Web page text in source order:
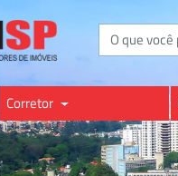
Buscar
Corretor